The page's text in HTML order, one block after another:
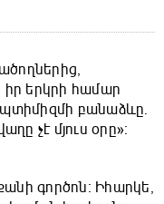
երկրի համար
բանաձևը.
չէ մյուս օրը»։
գործոն։ Իհարկե,